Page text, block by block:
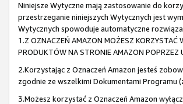
Niniejsze Wytyczne mają zastosowanie do
przestrzeganie niniejszych Wytycznych jest
Wytycznych spowoduje automatyczne
1.Z OZNACZEŃ AMAZON MOŻESZ KORZYSTAĆ
PRODUKTÓW NA STRONIE AMAZON POPRZEZ
2.Korzystając z Oznaczeń Amazon jesteś
zgodnie ze wszelkimi Dokumentami Programu
3.Możesz korzystać z Oznaczeń Amazon